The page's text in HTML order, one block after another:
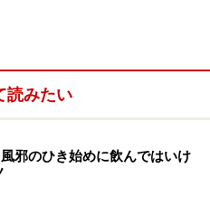
読みたい
邪のひき始めに飲んではいけ